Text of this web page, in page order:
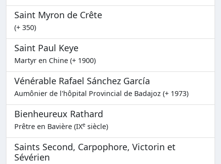
Saint Myron de Crête
(+ 350)
Saint Paul Keye
Martyr en Chine (+ 1900)
Vénérable Rafael Sánchez García
Aumônier de l'hôpital Provincial de Badajoz (+ 1973)
Bienheureux Rathard
Prêtre en Bavière (IXe siècle)
Saints Second, Carpophore, Victorin et
Sévérien